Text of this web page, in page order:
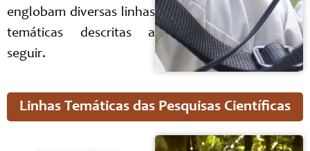
englobam diversas linhas
temáticas descritas a
seguir.
Linhas Temáticas das Pesquisas Científicas